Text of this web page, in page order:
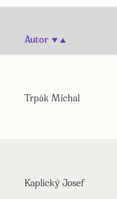
Autor
Trpák Michal
Kaplický Josef